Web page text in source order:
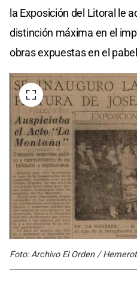
la Exposición del Litoral le
distinción máxima en el
obras expuestas en el
Foto: Archivo El Orden /